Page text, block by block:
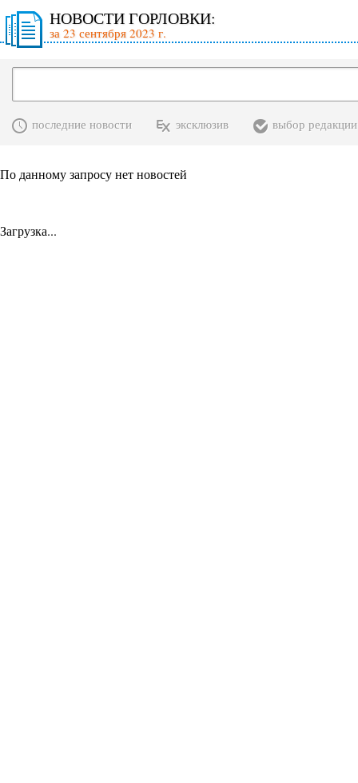
НОВОСТИ ГОРЛОВКИ:
за 23 сентября 2023 г.
последние новости эксклюзив выбор редакции
По данному запросу нет новостей
Загрузка...